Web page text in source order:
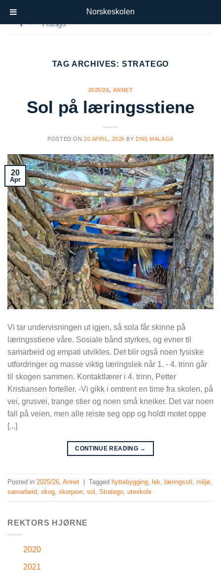
TAG ARCHIVES: STRATEGO
2025/26, ANNET
Sol på læringsstiene
POSTED ON 20 APRIL, 2026 BY DNS MALAGA
20
Apr
Vi tar undervisningen ut igjen, så sola får skinne på
læringsstiene våre. Sosiale bånd styrkes, og evner til
samarbeid og empati utvikles. Det blir også noen fysiske
utfordringer og masse viktig læringslek når 1. - 4. trinn går
til skogen sammen. Kontaktlærer i 4. trinn, Petter
Kristiansen forteller. -Vi gikk i omtrent en time fra skolen, på
vei, grusvei, trange stier og noen små kneiker. Det var noen
fall på veien, men alle reiste seg opp og holdt motet oppe
[...]
CONTINUE READING →
Posted in 2025/26 Annet Tagged hyttebygging lek læringssti miljø
samarbeid skog skorpion sol Stratego uteskole
REKTORS HJØRNE
2020
2021
Norskeskolen